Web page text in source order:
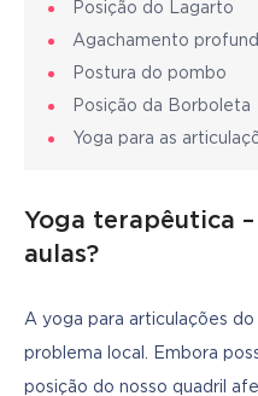
Posição do Lagarto
Agachamento
Postura do pombo
Posição da Borboleta
Yoga para as
Yoga terapêutica
aulas?
A yoga para articulações
problema local. Embora
posição do nosso quadril